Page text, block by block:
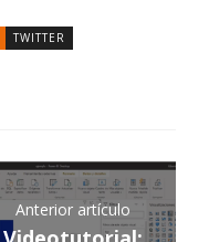
TWITTER
Anterior artículo